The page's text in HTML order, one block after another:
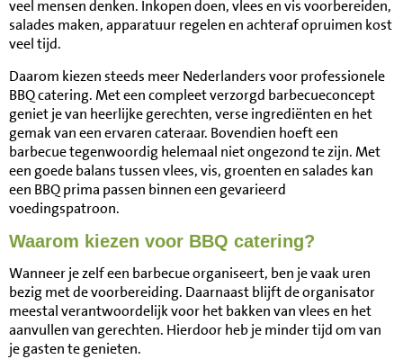
veel mensen denken. Inkopen doen, vlees en vis voorbereiden,
salades maken, apparatuur regelen en achteraf opruimen kost
veel tijd.
Daarom kiezen steeds meer Nederlanders voor professionele
BBQ catering. Met een compleet verzorgd barbecueconcept
geniet je van heerlijke gerechten, verse ingrediënten en het
gemak van een ervaren cateraar. Bovendien hoeft een
barbecue tegenwoordig helemaal niet ongezond te zijn. Met
een goede balans tussen vlees, vis, groenten en salades kan
een BBQ prima passen binnen een gevarieerd
voedingspatroon.
Waarom kiezen voor BBQ catering?
Wanneer je zelf een barbecue organiseert, ben je vaak uren
bezig met de voorbereiding. Daarnaast blijft de organisator
meestal verantwoordelijk voor het bakken van vlees en het
aanvullen van gerechten. Hierdoor heb je minder tijd om van
je gasten te genieten.